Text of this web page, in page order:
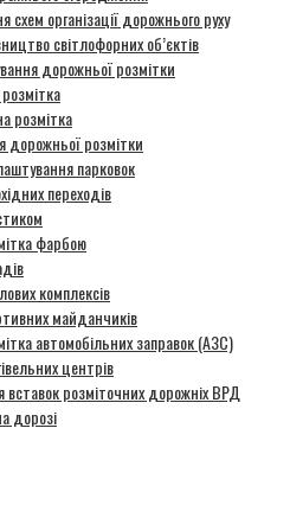
схем організації дорожнього руху
світлофорних об’єктів
дорожньої розмітки
розмітка
дорожньої розмітки
парковок
переходів
фарбою
комплексів
майданчиків
автомобільних заправок (АЗС)
центрів
вставок розміточних дорожніх ВРД
дорозі